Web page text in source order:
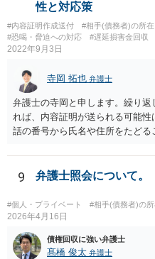
性と対応策
#内容証明作成送付 #相手(債務者)の所
#恐喝・脅迫への対応
#遅延損害金回収
2022年9月3日
寺岡 拓也 弁護士
弁護士の寺岡と申します。繰り
れば、内容証明が送られる可能
話の番号から氏名や住所をたど
弁護士に依頼してそこまでして
み、費用倒れとなってしまいま
使っているのでしょう。 可能性
ませんが、気に病む必要はないと
9 弁護士照会について。
#個人・プライベート #相手(債務者)の
2026年4月16日
債権回収に強い弁護士
髙橋 俊太 弁護士